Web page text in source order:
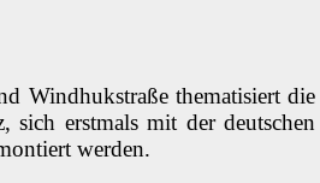
Windhukstraße thematisiert die
sich erstmals mit der deutschen
werden.